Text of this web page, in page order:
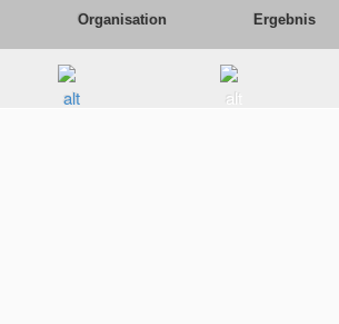
Organisation Ergebnis